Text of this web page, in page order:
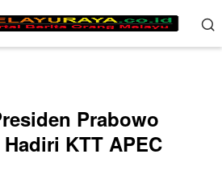
Prabowo
KTT APEC